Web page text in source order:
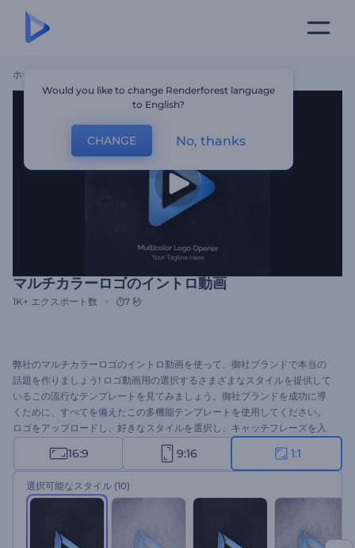
ホーム
マルチカラーロゴのイントロ動画
1K+ エクスポート数 7 秒
弊社のマルチカラーロゴのイントロ動画を使って、御社ブランドで本当の
話題を作りましょう! ロゴ動画用の選択するさまざまなスタイルを提供して
いるこの流行なテンプレートを見てみましょう。御社ブランドを成功に導
くために、すべてを備えたこの多機能テンプレートを使用してください。
ロゴをアップロードし、好きなスタイルを選択し、キャッチフレーズを入
力し、数回クリックするだけでロゴが表示されます。ブランドプロモーシ
ョン、テレビコマーシャル、プレゼンテーションのオープニング、会社の
紹介など、さまざまな用途に最適です。今すぐ試してみてください。
16:9 9:16 1:1
選択可能なスタイル (10)
Would you like to change Renderforest language
to English?
CHANGE No, thanks